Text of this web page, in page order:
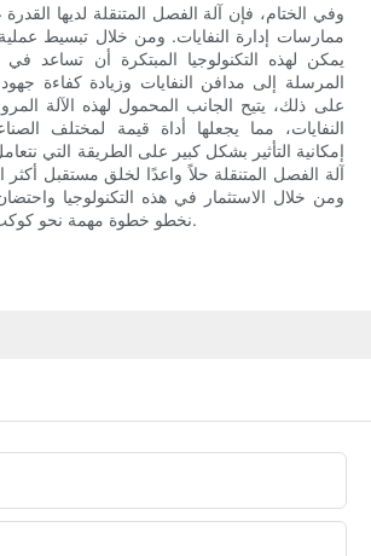
وفي الختام، فإن آلة الفصل المتنقلة لديها
ممارسات إدارة النفايات. ومن خلال تبسيط
يمكن لهذه التكنولوجيا المبتكرة أن تساعد في
المرسلة إلى مدافن النفايات وزيادة كفاءة جهود
على ذلك، يتيح الجانب المحمول لهذه الآلة
النفايات، مما يجعلها أداة قيمة لمختلف
إمكانية التأثير بشكل كبير على الطريقة التي
آلة الفصل المتنقلة حلاً واعدًا لخلق مستقبل أكثر
ومن خلال الاستثمار في هذه التكنولوجيا واحتضان
نخطو خطوة مهمة نحو كوكب أنظف وأكثر خضرة.